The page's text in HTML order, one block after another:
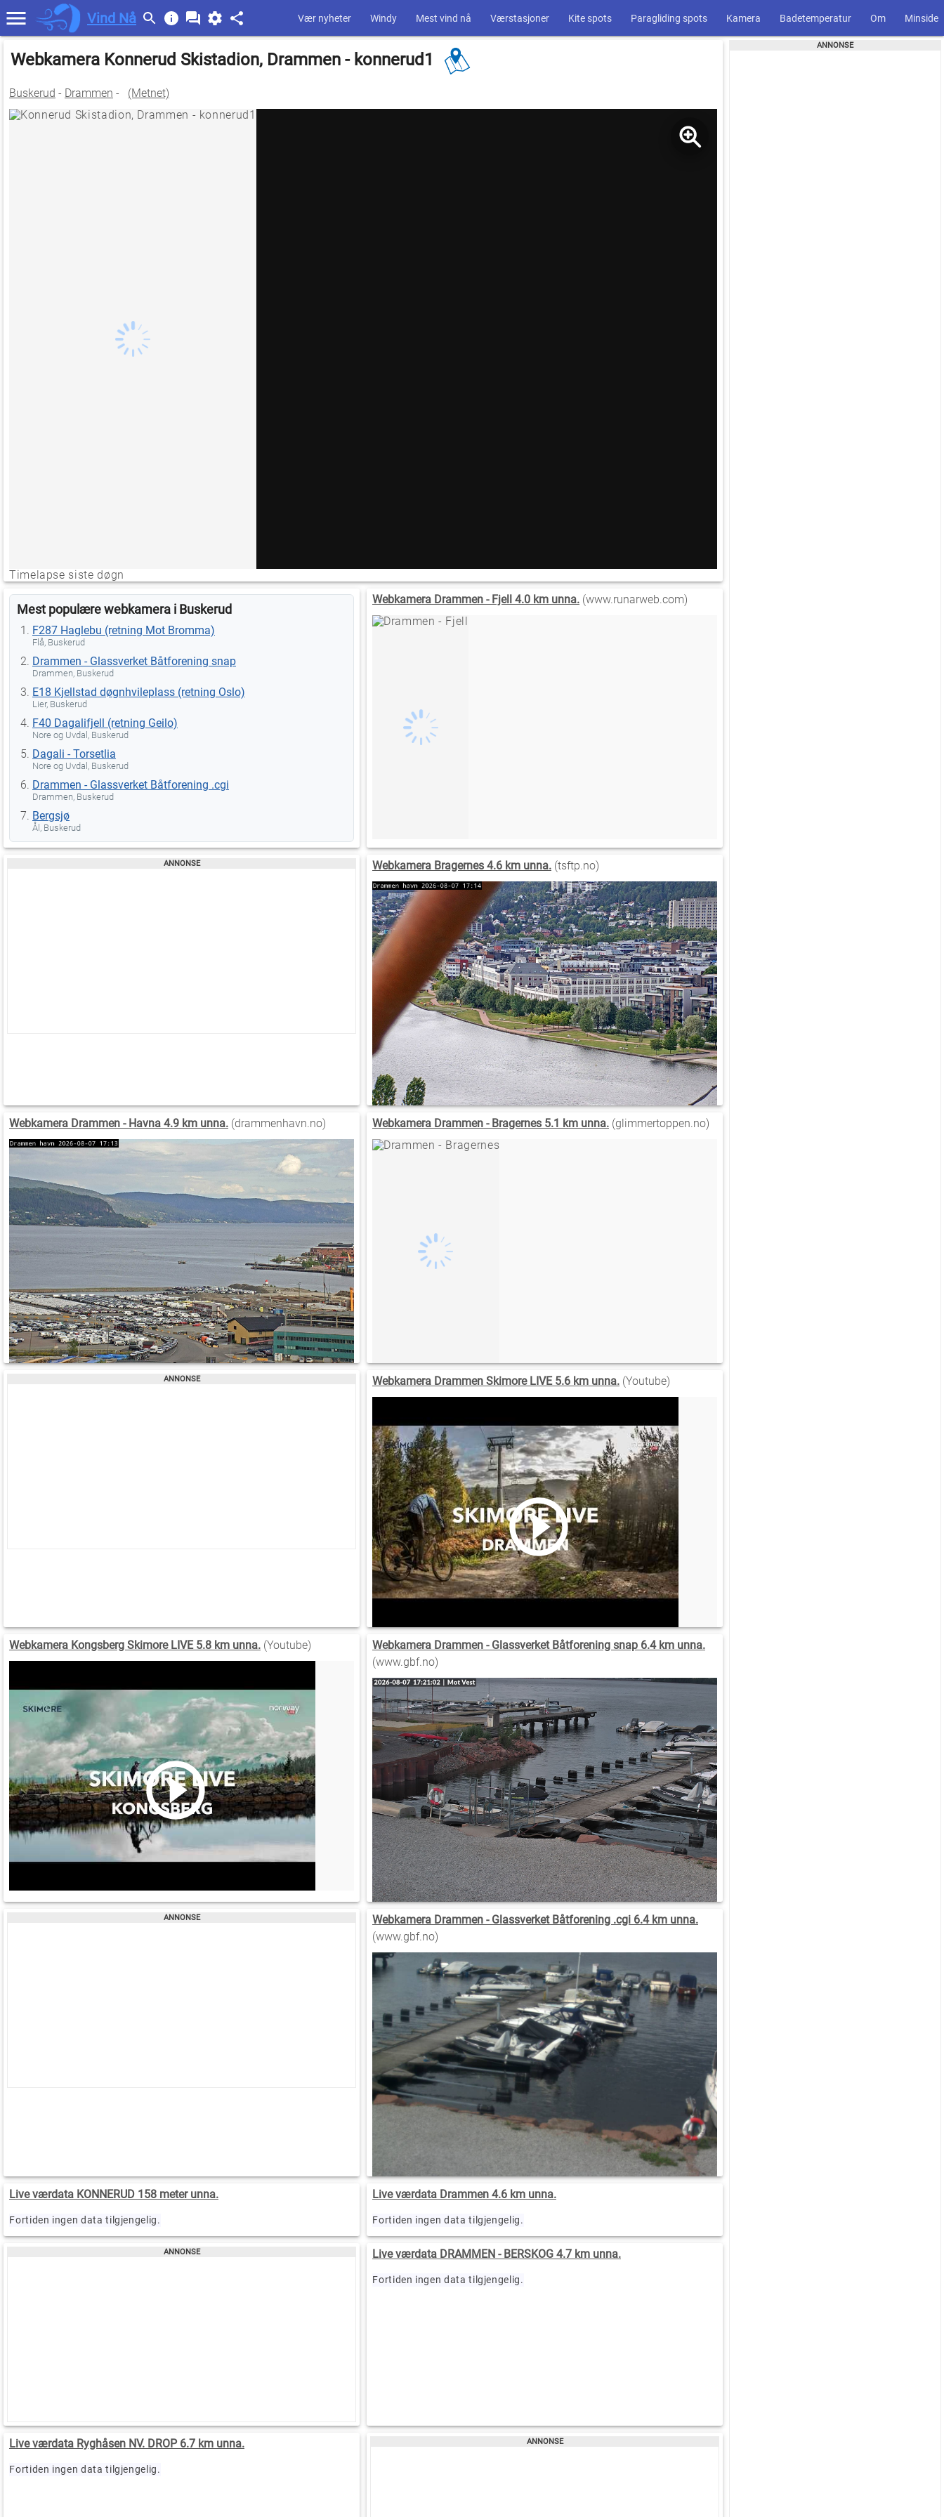
Vind Nå Vær nyheter Windy Mest vind nå Værstasjoner Kite spots Paragliding spots Kamera Badetemperatur Om Minside
Webkamera Konnerud Skistadion, Drammen - konnerud1
Buskerud - Drammen - (Metnet)
Timelapse siste døgn
Mest populære webkamera i Buskerud
F287 Haglebu (retning Mot Bromma)
Flå, Buskerud
Drammen - Glassverket Båtforening snap
Drammen, Buskerud
E18 Kjellstad døgnhvileplass (retning Oslo)
Lier, Buskerud
F40 Dagalifjell (retning Geilo)
Nore og Uvdal, Buskerud
Dagali - Torsetlia
Nore og Uvdal, Buskerud
Drammen - Glassverket Båtforening .cgi
Drammen, Buskerud
Bergsjø
Ål, Buskerud
Webkamera Drammen - Fjell 4.0 km unna. (www.runarweb.com)
Webkamera Bragernes 4.6 km unna. (tsftp.no)
Webkamera Drammen - Havna 4.9 km unna. (drammenhavn.no) Webkamera Drammen - Bragernes 5.1 km unna. (glimmertoppen.no)
Webkamera Drammen Skimore LIVE 5.6 km unna. (Youtube)
Webkamera Kongsberg Skimore LIVE 5.8 km unna. (Youtube)
Webkamera Drammen - Glassverket Båtforening snap 6.4 km unna.
(www.gbf.no)
Webkamera Drammen - Glassverket Båtforening .cgi 6.4 km unna.
(www.gbf.no)
Live værdata KONNERUD 158 meter unna.
Fortiden ingen data tilgjengelig.
Live værdata Drammen 4.6 km unna.
Fortiden ingen data tilgjengelig.
Live værdata DRAMMEN - BERSKOG 4.7 km unna.
Fortiden ingen data tilgjengelig.
Live værdata Ryghåsen NV. DROP 6.7 km unna.
Fortiden ingen data tilgjengelig.